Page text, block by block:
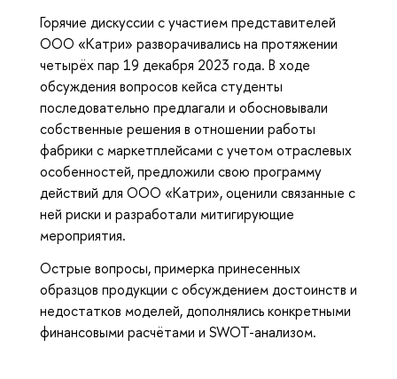
Горячие дискуссии с участием представителей
ООО «Катри» разворачивались на протяжении
четырёх пар 19 декабря 2023 года. В ходе
обсуждения вопросов кейса студенты
последовательно предлагали и обосновывали
собственные решения в отношении работы
фабрики с маркетплейсами с учетом отраслевых
особенностей, предложили свою программу
действий для ООО «Катри», оценили связанные с
ней риски и разработали митигирующие
мероприятия.
Острые вопросы, примерка принесенных
образцов продукции с обсуждением достоинств и
недостатков моделей, дополнялись конкретными
финансовыми расчётами и SWOT-анализом.